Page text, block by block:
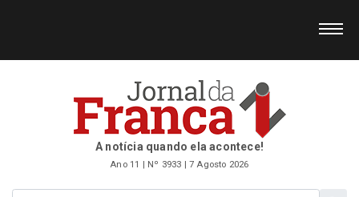
A notícia quando ela acontece!
Ano 11 | Nº 3933 | 7 Agosto 2026